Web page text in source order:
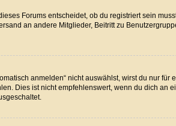
Forums entscheidet, ob du registriert sein
an andere Mitglieder, Beitritt zu
anmelden“ nicht auswählst, wirst du nur
Dies ist nicht empfehlenswert, wenn du dich